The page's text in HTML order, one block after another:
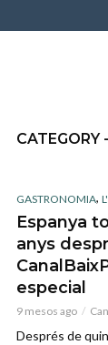
CATEGORY
GASTRONOMIA,
Espanya
anys
especial
9 mesos ago
Després de